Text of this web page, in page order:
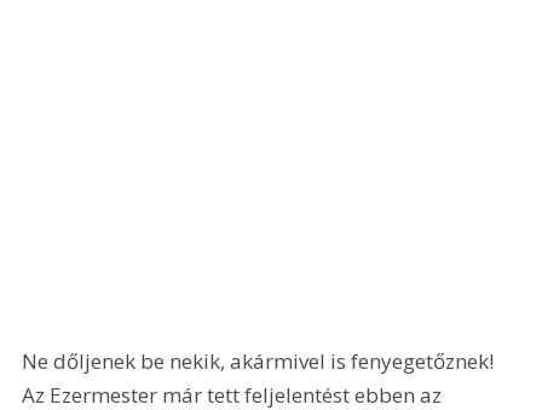
Ne dőljenek be nekik, akármivel is fenyegetőznek!
Az Ezermester már tett feljelentést ebben az